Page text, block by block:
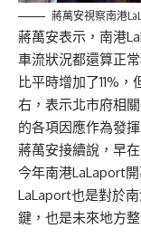
蔣萬安視察南港
蔣萬安表示，南港
車流狀況都還算正
比平時增加了11%
右，表示北市府相
的各項因應作為發
蔣萬安接續說，早
今年南港LaLaport
LaLaport也是對於
鍵，也是未來地方